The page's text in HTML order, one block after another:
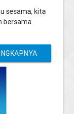
sesama, kita
bersama